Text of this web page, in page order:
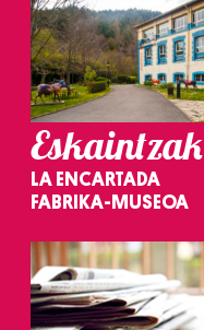
Eskaintzak
LA ENCARTADA
FABRIKA-MUSEOA